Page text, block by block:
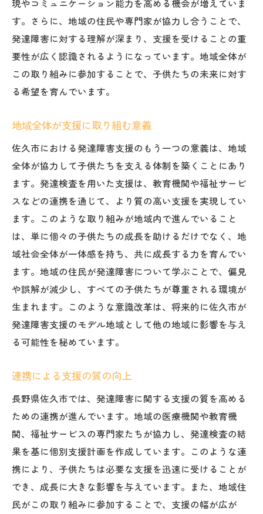
現やコミュニケーション能力を高める機会が増えていま
す。さらに、地域の住民や専門家が協力し合うことで、
発達障害に対する理解が深まり、支援を受けることの重
要性が広く認識されるようになっています。地域全体が
この取り組みに参加することで、子供たちの未来に対す
る希望を育んでいます。
地域全体が支援に取り組む意義
佐久市における発達障害支援のもう一つの意義は、地域
全体が協力して子供たちを支える体制を築くことにあり
ます。発達検査を用いた支援は、教育機関や福祉サービ
スなどの連携を通じて、より質の高い支援を実現してい
ます。このような取り組みが地域内で進んでいること
は、単に個々の子供たちの成長を助けるだけでなく、地
域社会全体が一体感を持ち、共に成長する力を育んでい
ます。地域の住民が発達障害について学ぶことで、偏見
や誤解が減少し、すべての子供たちが尊重される環境が
生まれます。このような意識改革は、将来的に佐久市が
発達障害支援のモデル地域として他の地域に影響を与え
る可能性を秘めています。
連携による支援の質の向上
長野県佐久市では、発達障害に関する支援の質を高める
ための連携が進んでいます。地域の医療機関や教育機
関、福祉サービスの専門家たちが協力し、発達検査の結
果を基に個別支援計画を作成しています。このような連
携により、子供たちは必要な支援を迅速に受けることが
でき、成長に大きな影響を与えています。また、地域住
民がこの取り組みに参加することで、支援の幅が広が